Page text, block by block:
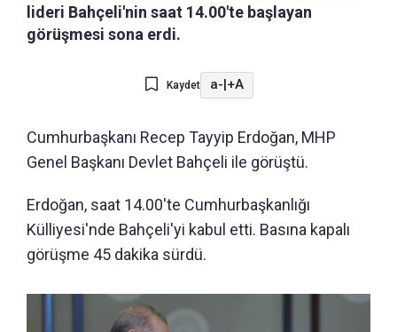
lideri Bahçeli'nin saat 14.00'te başlayan
görüşmesi sona erdi.
Kaydet a-|+A
Cumhurbaşkanı Recep Tayyip Erdoğan, MHP
Genel Başkanı Devlet Bahçeli ile görüştü.
Erdoğan, saat 14.00'te Cumhurbaşkanlığı
Külliyesi'nde Bahçeli'yi kabul etti. Basına kapalı
görüşme 45 dakika sürdü.